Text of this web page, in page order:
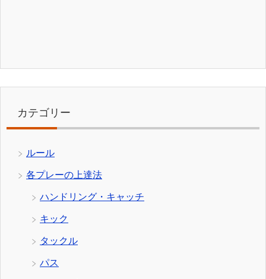
カテゴリー
ルール
各プレーの上達法
ハンドリング・キャッチ
キック
タックル
パス